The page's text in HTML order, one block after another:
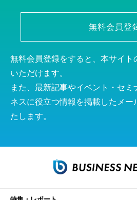
無料会員登
無料会員登録をすると、本サイト
いただけます。
また、最新記事やイベント・セミ
ネスに役立つ情報を掲載したメー
たします。